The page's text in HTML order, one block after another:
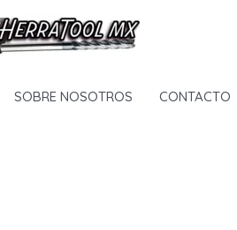
SOBRE NOSOTROS CONTACTO